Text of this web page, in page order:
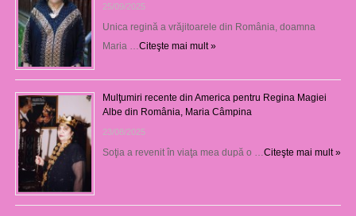
25/09/2025
Unica regină a vrăjitoarele din România, doamna
Maria … Citeşte mai mult »
Mulţumiri recente din America pentru Regina Magiei
Albe din România, Maria Câmpina
23/08/2025
Soţia a revenit în viaţa mea după o … Citeşte mai mult »